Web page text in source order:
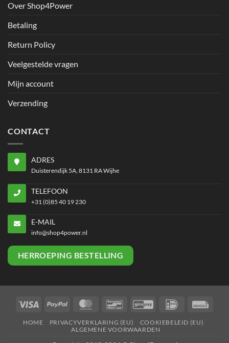
Over Shop4Power
Betaling
Return Policy
Veelgestelde vragen
Mijn account
Verzending
CONTACT
ADRES
Duisterendijk 5A, 8131 RA Wijhe
TELEFOON
+31 (0)85 40 19 230
E-MAIL
info@shop4power.nl
HERROEPING BESTELLING
Visa PayPal MasterCardBancontactGiroPay IDeal
HOME PRIVACYVERKLARING (EU)
COOKIEBELEID (EU)
ALGEMENE VOORWAARDEN